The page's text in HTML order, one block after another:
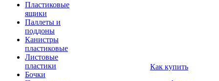
Пластиковые
ящики
Паллеты и
поддоны
Канистры
пластиковые
Листовые
пластики
Бочки
Как купить